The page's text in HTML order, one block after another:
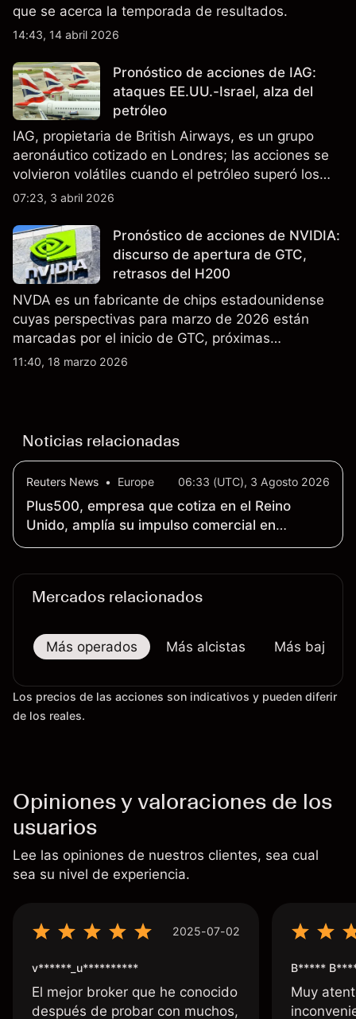
que se acerca la temporada de resultados.
14:43, 14 abril 2026
Pronóstico de acciones de IAG:
ataques EE.UU.-Israel, alza del
petróleo
IAG, propietaria de British Airways, es un grupo
aeronáutico cotizado en Londres; las acciones se
volvieron volátiles cuando el petróleo superó los
$105 y los cierres del espacio aéreo de Oriente
no es un indicador fiable de resultados futuros..
07:23, 3 abril 2026
Pronóstico de acciones de NVIDIA:
discurso de apertura de GTC,
retrasos del H200
NVDA es un fabricante de chips estadounidense
cuyas perspectivas para marzo de 2026 están
marcadas por el inicio de GTC, próximas
actualizaciones de productos y la incertidumbre
11:40, 18 marzo 2026
Noticias relacionadas
Reuters News • Europe 06:33 (UTC), 3 Agosto 2026
Plus500, empresa que cotiza en el Reino
Unido, amplía su impulso comercial en
Estados Unidos con futuros sobre acciones
Mercados relacionados
Más operados Más alcistas Más bajistas
Los precios de las acciones son indicativos y pueden diferir
de los reales.
Opiniones y valoraciones de los
usuarios
Lee las opiniones de nuestros clientes, sea cual
sea su nivel de experiencia.
2025-07-02
v******_u**********
El mejor broker que he conocido
después de probar con muchos,
B*****
Muy